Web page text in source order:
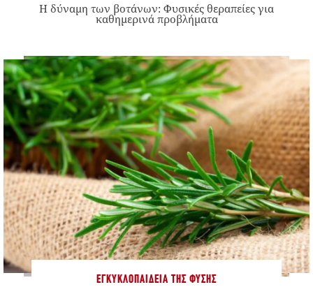
Η δύναμη των βοτάνων: Φυσικές θεραπείες για
καθημερινά προβλήματα
ΕΓΚΥΚΛΟΠΑΊΔΕΙΑ ΤΗΣ ΦΎΣΗΣ